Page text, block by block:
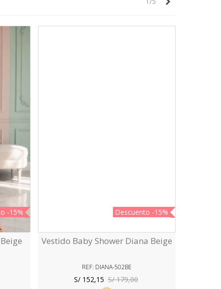
-15% Descuento -15%
Vista Rápida
Vestido Baby Shower Diana Beige
REF: DIANA-502BE
S/ 152,15 S/ 179,00